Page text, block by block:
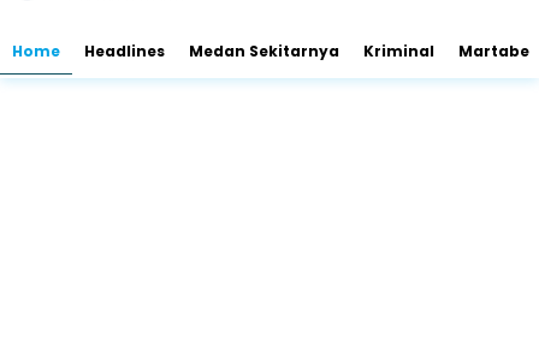
Home Headlines Medan Sekitarnya Kriminal Martabe